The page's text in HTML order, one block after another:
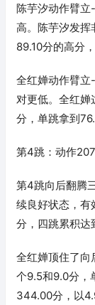
陈芋汐动作臂
高。陈芋汐发挥
89.10分的高分
全红婵动作臂
对更低。全红
分，单跳拿到
第4跳：动作
第4跳向后翻腾
续良好状态，有
分，四跳累积达
全红婵顶住了向
个9.5和9.0分，
344.00分，以